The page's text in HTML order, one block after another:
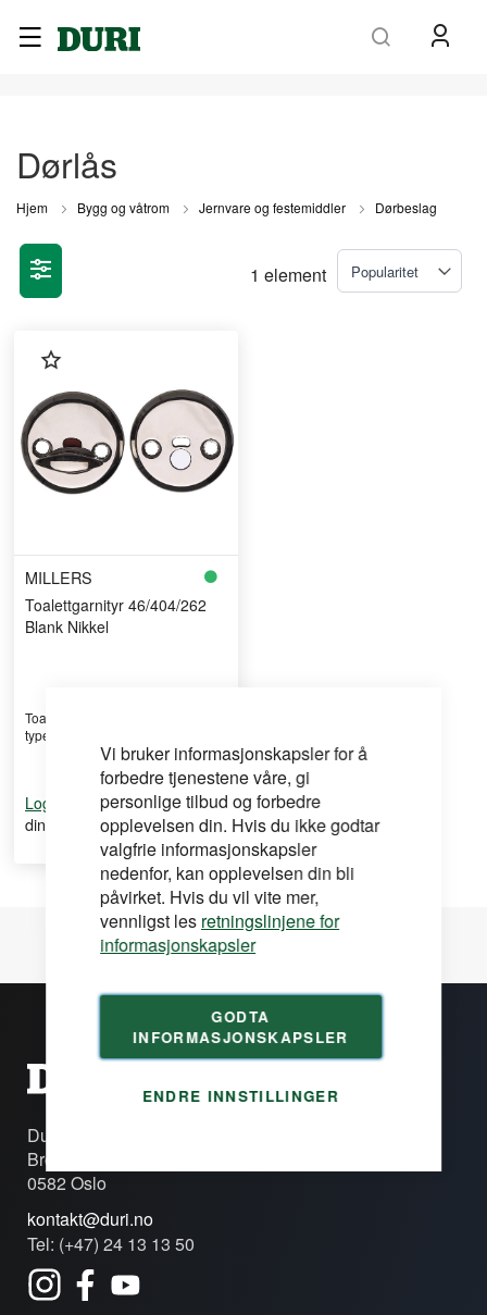
Vi bruker informasjonskapsler for å
forbedre tjenestene våre, gi
personlige tilbud og forbedre
opplevelsen din. Hvis du ikke godtar
valgfrie informasjonskapsler
nedenfor, kan opplevelsen din bli
påvirket. Hvis du vil vite mer,
vennligst les retningslinjene for
informasjonskapsler
GODTA
INFORMASJONSKAPSLER
ENDRE INNSTILLINGER
Dørlås
Hjem Bygg og våtrom Jernvare og festemiddler Dørbeslag
1 element
MILLERS
Toalettgarnityr 46/404/262
Blank Nikkel
Toalettgarnityr til innendørlåser
type Fas 2020 ell ...
Logg inn
for å se
din pris
Duri Fagprofil AS
Brobekkveien 80c
0582 Oslo
kontakt@duri.no
Tel: (+47) 24 13 13 50